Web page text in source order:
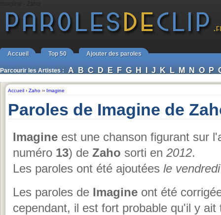
Accueil Top 50 Ajouter des paroles
Parcourir les Artistes : A B C D E F G H I J K L M N O P
Accueil › Zaho ›› Imagine
Paroles de Imagine de
Imagine est une chanson figurant sur
numéro 13) de Zaho sorti en 2012.
Les paroles ont été ajoutées le
Les paroles de Imagine ont été
cependant, il est fort probable qu'il y